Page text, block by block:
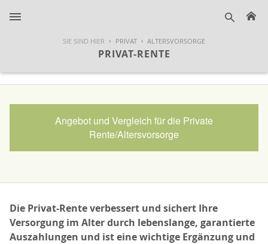
SIE SIND HIER PRIVAT ALTERSVORSORGE
PRIVAT-RENTE
Angebot und Vergleich für die Private
Rente/Altersvorsorge
Die Privat-Rente verbessert und sichert Ihre
Versorgung im Alter durch lebenslange, garantierte
Auszahlungen und ist eine wichtige Ergänzung und